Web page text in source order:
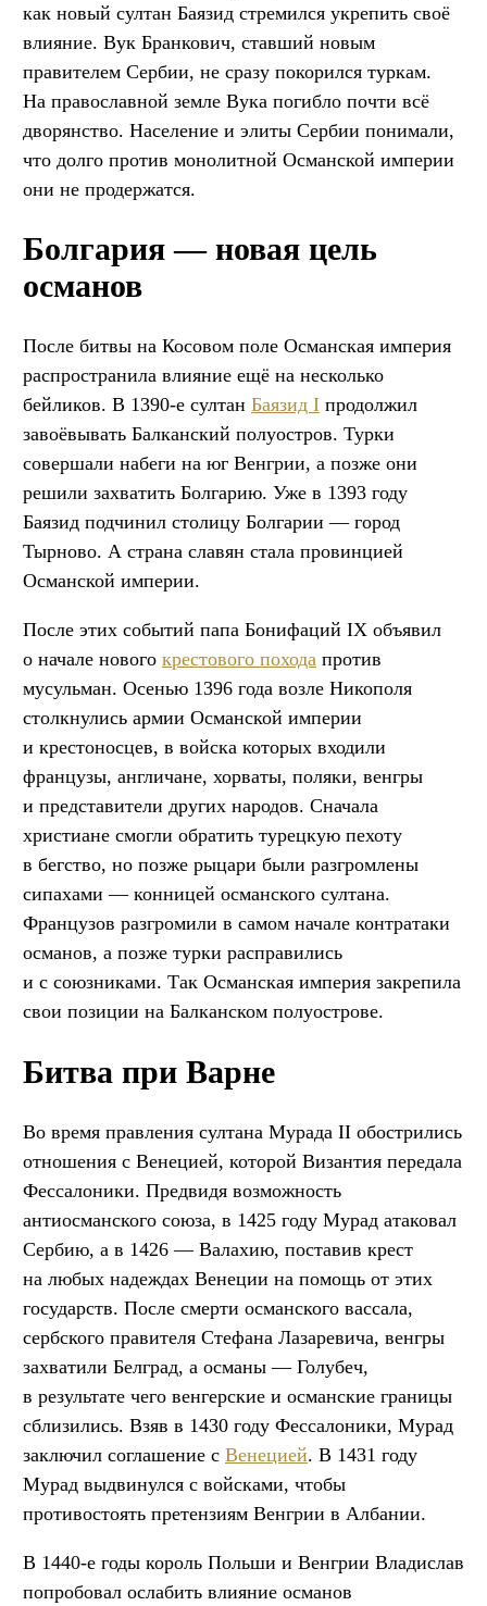
как новый султан Баязид стремился укрепить своё
влияние. Вук Бранкович, ставший новым
правителем Сербии, не сразу покорился туркам.
На православной земле Вука погибло почти всё
дворянство. Население и элиты Сербии понимали,
что долго против монолитной Османской империи
они не продержатся.
Болгария — новая цель
османов
После битвы на Косовом поле Османская империя
распространила влияние ещё на несколько
бейликов. В 1390-е султан Баязид I продолжил
завоёвывать Балканский полуостров. Турки
совершали набеги на юг Венгрии, а позже они
решили захватить Болгарию. Уже в 1393 году
Баязид подчинил столицу Болгарии — город
Тырново. А страна славян стала провинцией
Османской империи.
После этих событий папа Бонифаций IX объявил
о начале нового крестового похода против
мусульман. Осенью 1396 года возле Никополя
столкнулись армии Османской империи
и крестоносцев, в войска которых входили
французы, англичане, хорваты, поляки, венгры
и представители других народов. Сначала
христиане смогли обратить турецкую пехоту
в бегство, но позже рыцари были разгромлены
сипахами — конницей османского султана.
Французов разгромили в самом начале контратаки
османов, а позже турки расправились
и с союзниками. Так Османская империя закрепила
свои позиции на Балканском полуострове.
Битва при Варне
Во время правления султана Мурада II обострились
отношения с Венецией, которой Византия передала
Фессалоники. Предвидя возможность
антиосманского союза, в 1425 году Мурад атаковал
Сербию, а в 1426 — Валахию, поставив крест
на любых надеждах Венеции на помощь от этих
государств. После смерти османского вассала,
сербского правителя Стефана Лазаревича, венгры
захватили Белград, а османы — Голубеч,
в результате чего венгерские и османские границы
сблизились. Взяв в 1430 году Фессалоники, Мурад
заключил соглашение с Венецией. В 1431 году
Мурад выдвинулся с войсками, чтобы
противостоять претензиям Венгрии в Албании.
В 1440-е годы король Польши и Венгрии Владислав
попробовал ослабить влияние османов